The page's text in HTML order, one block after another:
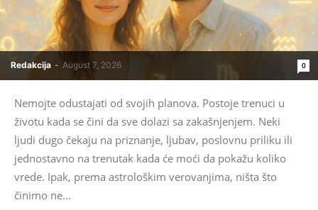
Redakcija - August 7, 2026 0
Nemojte odustajati od svojih planova. Postoje trenuci u
životu kada se čini da sve dolazi sa zakašnjenjem. Neki
ljudi dugo čekaju na priznanje, ljubav, poslovnu priliku ili
jednostavno na trenutak kada će moći da pokažu koliko
vrede. Ipak, prema astrološkim verovanjima, ništa što
činimo ne...